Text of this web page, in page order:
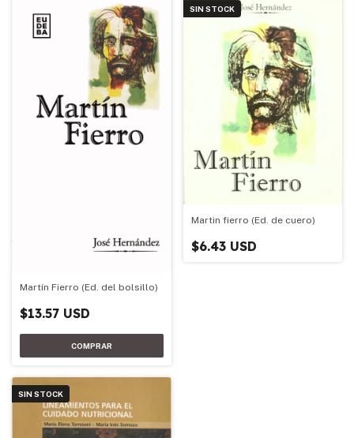
Martín Fierro (Ed. del bolsillo)
$13.57 USD
SIN STOCK
Martin fierro (Ed. de cuero)
$6.43 USD
SIN STOCK